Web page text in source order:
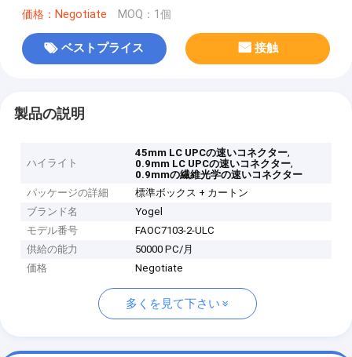
価格：Negotiate MOQ：1個
ベストプライス 接触
製品の説明
ハイライト
45mm LC UPCの速いコネクター,
0.9mm LC UPCの速いコネクター,
0.9mmの繊維光学の速いコネクター
パッケージの詳細
標準ボックス + カートン
ブランド名
Yogel
モデル番号
FAOC7103-2-ULC
供給の能力
50000 PC/月
価格
Negotiate
多くを見て下さい